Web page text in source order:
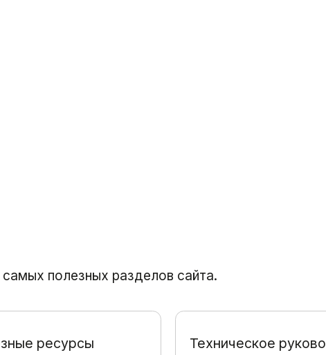
полезных разделов сайта.
ресурсы Техническое